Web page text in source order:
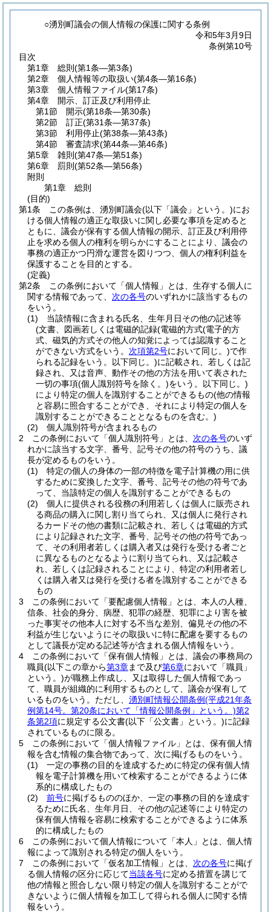
○湧別町議会の個人情報の保護に関する条例
令和5年3月9日
条例第10号
目次
第1章
総則 (第1条―第3条)
第2章
個人情報等の取扱い(第4条―第16条)
第3章
個人情報ファイル(第17条)
第4章
開示、訂正及び利用停止
第1節
開示(第18条―第30条)
第2節
訂正(第31条―第37条)
第3節
利用停止(第38条―第43条)
第4節
審査請求(第44条―第46条)
第5章
雑則 (第47条―第51条)
第6章
罰則 (第52条―第56条)
附則
第1章
総則
(目的)
第1条
この条例は、湧別町議会(以下「議会」という。)にお
ける個人情報の適正な取扱いに関し必要な事項を定めると
ともに、議会が保有する個人情報の開示、訂正及び利用停
止を求める個人の権利を明らかにすることにより、議会の
事務の適正かつ円滑な運営を図りつつ、個人の権利利益を
保護することを目的とする。
(定義)
第2条
この条例において「個人情報」とは、生存する個人に
関する情報であって、 次の各号のいずれかに該当するもの
をいう。
(1)
当該情報に含まれる氏名、生年月日その他の記述等
(文書、図画若しくは電磁的記録(電磁的方式(電子的方
式、磁気的方式その他人の知覚によっては認識すること
ができない方式をいう。 次項第2号において同じ。)で作
られる記録をいう。以下同じ。)に記載され、若しくは記
録され、又は音声、動作その他の方法を用いて表された
一切の事項(個人識別符号を除く。)をいう。以下同じ。)
により特定の個人を識別することができるもの(他の情報
と容易に照合することができ、それにより特定の個人を
識別することができることとなるものを含む。)
(2)
個人識別符号が含まれるもの
2
この条例において「個人識別符号」とは、 次の各号のいず
れかに該当する文字、番号、記号その他の符号のうち、議
長が定めるものをいう。
(1)
特定の個人の身体の一部の特徴を電子計算機の用に供
するために変換した文字、番号、記号その他の符号であ
って、当該特定の個人を識別することができるもの
(2)
個人に提供される役務の利用若しくは個人に販売され
る商品の購入に関し割り当てられ、又は個人に発行され
るカードその他の書類に記載され、若しくは電磁的方式
により記録された文字、番号、記号その他の符号であっ
て、その利用者若しくは購入者又は発行を受ける者ごと
に異なるものとなるように割り当てられ、又は記載さ
れ、若しくは記録されることにより、特定の利用者若し
くは購入者又は発行を受ける者を識別することができる
もの
3
この条例において「要配慮個人情報」とは、本人の人種、
信条、社会的身分、病歴、犯罪の経歴、犯罪により害を被
った事実その他本人に対する不当な差別、偏見その他の不
利益が生じないようにその取扱いに特に配慮を要するもの
として議長が定める記述等が含まれる個人情報をいう。
4
この条例において「保有個人情報」とは、議会の事務局の
職員(以下この章から第3章まで及び第6章において「職員」
という。)が職務上作成し、又は取得した個人情報であっ
て、職員が組織的に利用するものとして、議会が保有して
いるものをいう。 ただし、 湧別町情報公開条例(平成21年条
例第14号。第20条において「情報公開条例」という。)第2
条第2項に規定する公文書(以下「公文書」という。)に記録
されているものに限る。
5
この条例において「個人情報ファイル」とは、保有個人情
報を含む情報の集合物であって、次に掲げるものをいう。
(1)
一定の事務の目的を達成するために特定の保有個人情
報を電子計算機を用いて検索することができるように体
系的に構成したもの
(2)
前号に掲げるもののほか、一定の事務の目的を達成す
るために氏名、生年月日、その他の記述等により特定の
保有個人情報を容易に検索することができるように体系
的に構成したもの
6
この条例において個人情報について「本人」とは、個人情
報によって識別される特定の個人をいう。
7
この条例において「仮名加工情報」とは、 次の各号に掲げ
る個人情報の区分に応じて当該各号に定める措置を講じて
他の情報と照合しない限り特定の個人を識別することがで
きないように個人情報を加工して得られる個人に関する情
報をいう。